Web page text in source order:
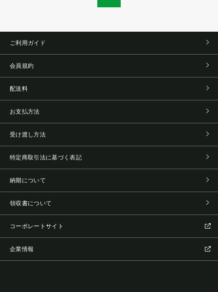
ご利用ガイド
会員規約
配送料
お支払方法
受け渡し方法
特定商取引法に基づく表記
納期について
領収書について
コーポレートサイト
企業情報